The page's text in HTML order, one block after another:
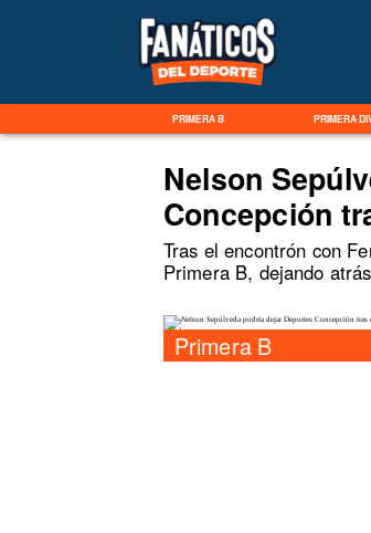
PRIMERA B PRIMERA
Primera B
Nelson
Concepción
Tras el encontrón con
Primera B, dejando